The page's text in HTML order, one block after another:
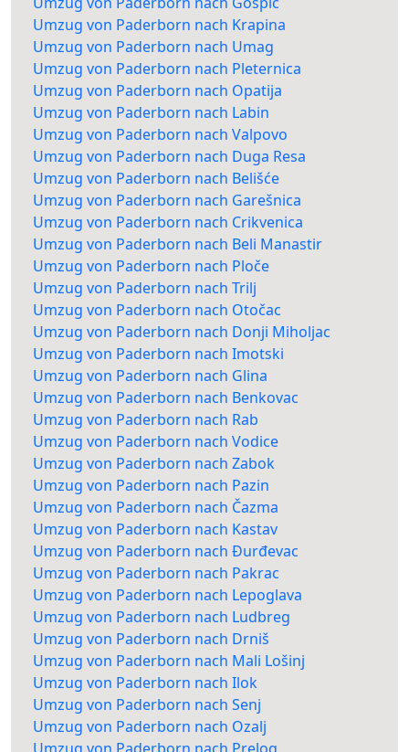
Umzug von Paderborn nach Krapina
Umzug von Paderborn nach Umag
Umzug von Paderborn nach Pleternica
Umzug von Paderborn nach Opatija
Umzug von Paderborn nach Labin
Umzug von Paderborn nach Valpovo
Umzug von Paderborn nach Duga Resa
Umzug von Paderborn nach Belišće
Umzug von Paderborn nach Garešnica
Umzug von Paderborn nach Crikvenica
Umzug von Paderborn nach Beli Manastir
Umzug von Paderborn nach Ploče
Umzug von Paderborn nach Trilj
Umzug von Paderborn nach Otočac
Umzug von Paderborn nach Donji Miholjac
Umzug von Paderborn nach Imotski
Umzug von Paderborn nach Glina
Umzug von Paderborn nach Benkovac
Umzug von Paderborn nach Rab
Umzug von Paderborn nach Vodice
Umzug von Paderborn nach Zabok
Umzug von Paderborn nach Pazin
Umzug von Paderborn nach Čazma
Umzug von Paderborn nach Kastav
Umzug von Paderborn nach Đurđevac
Umzug von Paderborn nach Pakrac
Umzug von Paderborn nach Lepoglava
Umzug von Paderborn nach Ludbreg
Umzug von Paderborn nach Drniš
Umzug von Paderborn nach Mali Lošinj
Umzug von Paderborn nach Ilok
Umzug von Paderborn nach Senj
Umzug von Paderborn nach Ozalj